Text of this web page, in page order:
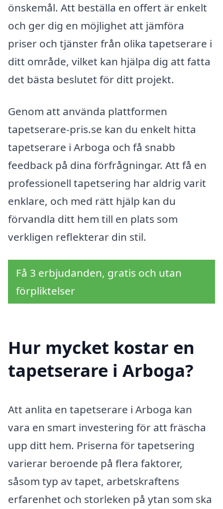
önskemål. Att beställa en offert är enkelt
och ger dig en möjlighet att jämföra
priser och tjänster från olika tapetserare i
ditt område, vilket kan hjälpa dig att fatta
det bästa beslutet för ditt projekt.
Genom att använda plattformen
tapetserare-pris.se kan du enkelt hitta
tapetserare i Arboga och få snabb
feedback på dina förfrågningar. Att få en
professionell tapetsering har aldrig varit
enklare, och med rätt hjälp kan du
förvandla ditt hem till en plats som
verkligen reflekterar din stil.
Få 3 erbjudanden, gratis och utan
förpliktelser
Hur mycket kostar en
tapetserare i Arboga?
Att anlita en tapetserare i Arboga kan
vara en smart investering för att fräscha
upp ditt hem. Priserna för tapetsering
varierar beroende på flera faktorer,
såsom typ av tapet, arbetskraftens
erfarenhet och storleken på ytan som ska